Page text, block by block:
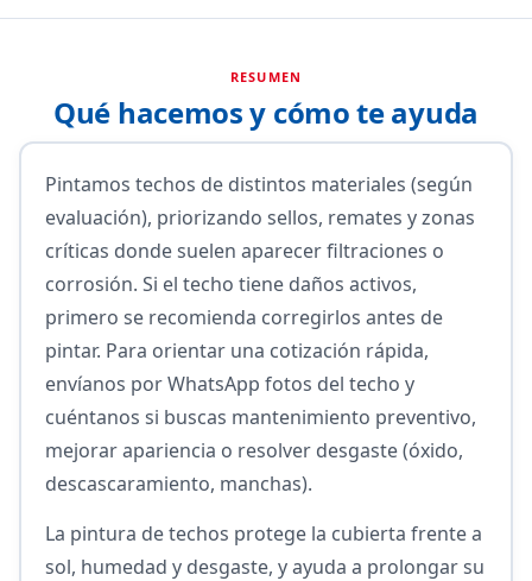
RESUMEN
Qué hacemos y cómo te ayuda
Pintamos techos de distintos materiales (según
evaluación), priorizando sellos, remates y zonas
críticas donde suelen aparecer filtraciones o
corrosión. Si el techo tiene daños activos,
primero se recomienda corregirlos antes de
pintar. Para orientar una cotización rápida,
envíanos por WhatsApp fotos del techo y
cuéntanos si buscas mantenimiento preventivo,
mejorar apariencia o resolver desgaste (óxido,
descascaramiento, manchas).
La pintura de techos protege la cubierta frente a
sol, humedad y desgaste, y ayuda a prolongar su